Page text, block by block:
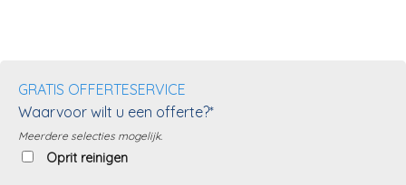
GRATIS OFFERTESERVICE
Waarvoor wilt u een offerte?*
Meerdere selecties mogelijk.
Oprit reinigen